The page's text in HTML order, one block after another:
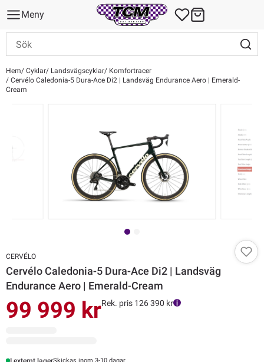
Meny
Hem Cyklar Landsvägscyklar
Komfortracer
Cervélo Caledonia-5 Dura-Ace Di2 | Landsväg Endurance Aero | Emerald-
Cream
CERVÉLO
Cervélo Caledonia-5 Dura-Ace Di2 | Landsväg
Endurance Aero | Emerald-Cream
99 999 krRek. pris 126 390 kr